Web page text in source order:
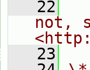
   22
not,
   23